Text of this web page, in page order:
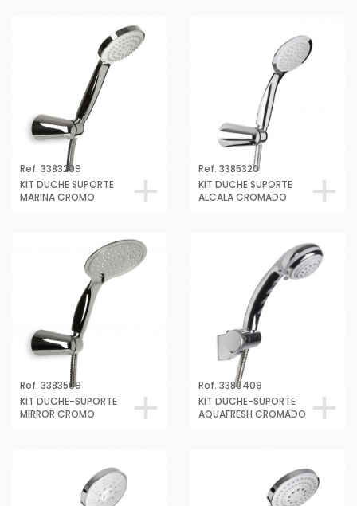
Ref. 3383209
KIT DUCHE SUPORTE
MARINA CROMO
Ref. 3385320
KIT DUCHE SUPORTE
ALCALA CROMADO
Ref. 3383509
KIT DUCHE-SUPORTE
MIRROR CROMO
Ref. 3380409
KIT DUCHE-SUPORTE
AQUAFRESH CROMADO